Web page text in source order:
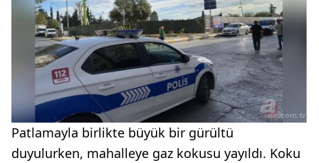
Patlamayla birlikte büyük bir gürültü
duyulurken, mahalleye gaz kokusu yayıldı. Koku